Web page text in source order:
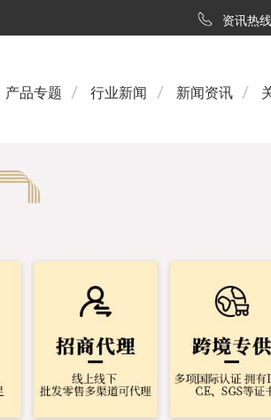
资讯热
产品专题 行业新闻 新闻资讯